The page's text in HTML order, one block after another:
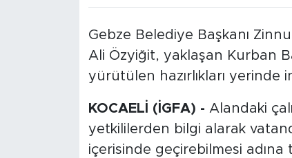
Gebze Belediye Başkanı
Ali Özyiğit, yaklaşan Kurban
yürütülen hazırlıkları yerinde
KOCAELİ (İGFA) - Alandaki
yetkililerden bilgi alarak
içerisinde geçirebilmesi adına